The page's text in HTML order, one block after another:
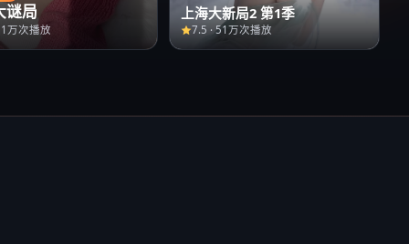
谜局
万次播放
上海大新局2 第1季
7.5 ·51万次播放